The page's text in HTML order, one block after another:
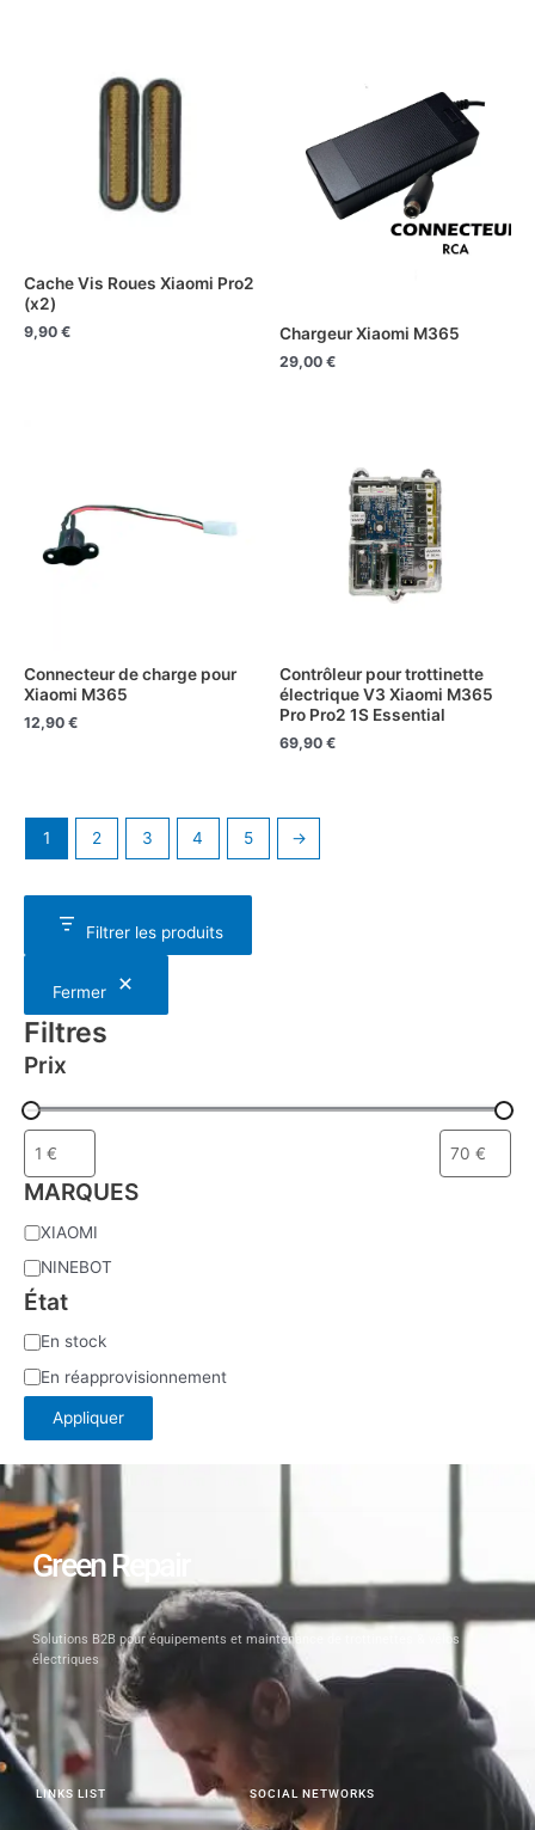
Filtrer les produits
Fermer
Filtres
Prix
MARQUES
XIAOMI
NINEBOT
État
En stock
En réapprovisionnement
Appliquer
Cache Vis Roues Xiaomi Pro2
(x2)
9,90 € Chargeur Xiaomi M365
29,00 €
Connecteur de charge pour
Xiaomi M365
12,90 €
Contrôleur pour trottinette
électrique V3 Xiaomi M365
Pro Pro2 1S Essential
69,90 €
1 2 3 4 5 →
SOCIAL NETWORKS
LINKS LIST
Green Repair
Solutions B2B pour équipements et maintenance de trottinettes & vélos
électriques